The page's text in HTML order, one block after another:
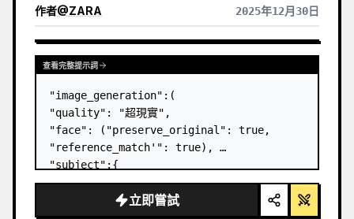
作者@ZARA 2025年12月30日
查看其他模型的結果
查看完整提示詞
"image_generation":(
"quality": "超現實",
"face": ("preserve_original": true,
"reference_match'": true),
"subject":{
"description": "一位時尚人士，擁有相同的臉
立即嘗試